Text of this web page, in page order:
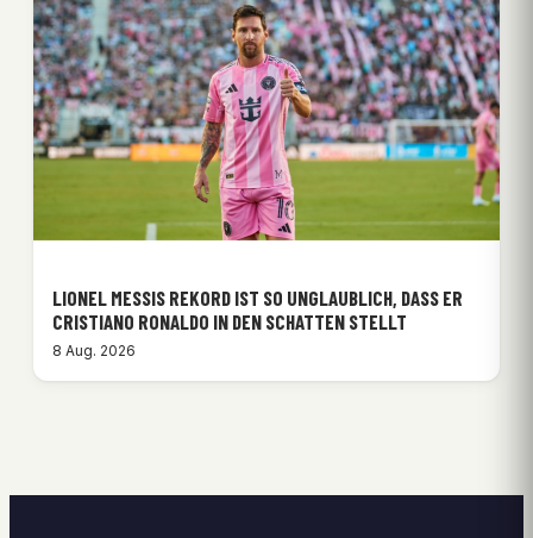
LIONEL MESSIS REKORD IST SO UNGLAUBLICH, DASS ER
CRISTIANO RONALDO IN DEN SCHATTEN STELLT
8 Aug. 2026